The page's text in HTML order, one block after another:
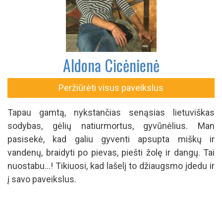
Aldona Cicėnienė
Peržiūrėti visus paveikslus
Tapau gamtą, nykstančias senąsias lietuviškas
sodybas, gėlių natiurmortus, gyvūnėlius. Man
pasisekė, kad galiu gyventi apsupta miškų ir
vandenų, braidyti po pievas, piešti žolę ir dangų. Tai
nuostabu...! Tikiuosi, kad lašelį to džiaugsmo įdedu ir
į savo paveikslus.